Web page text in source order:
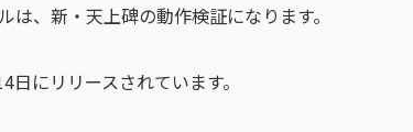
は、新・天上碑の動作検証になります。
にリリースされています。